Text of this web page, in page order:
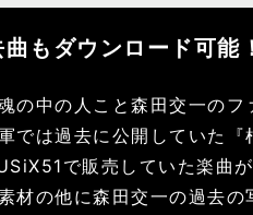
曲もダウンロード可能
の中の人こと森田交一のフ
では過去に公開していた
で販売していた楽曲
材の他に森田交一の過去